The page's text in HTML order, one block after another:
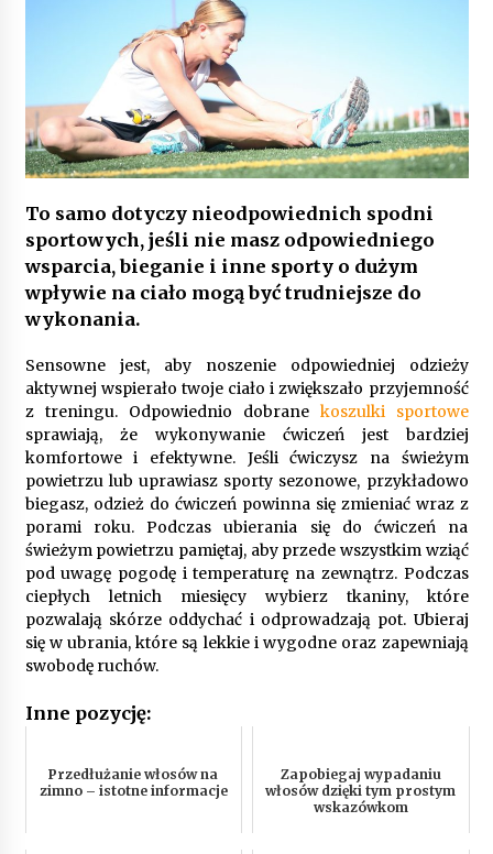
Nowoczesne rozwiązania opakowaniowe
dopasowane do potrzeb różnych branż
12 miesięcy ago
Gruntowa czy powietrzna pompa ciepła – co
wybrać do ogrzewania domu?
To samo dotyczy nieodpowiednich spodni
sportowych, jeśli nie masz odpowiedniego
wsparcia, bieganie i inne sporty o dużym
wpływie na ciało mogą być trudniejsze do
wykonania.
Sensowne jest, aby noszenie odpowiedniej odzieży
aktywnej wspierało twoje ciało i zwiększało przyjemność
z treningu. Odpowiednio dobrane koszulki sportowe
sprawiają, że wykonywanie ćwiczeń jest bardziej
komfortowe i efektywne. Jeśli ćwiczysz na świeżym
powietrzu lub uprawiasz sporty sezonowe, przykładowo
biegasz, odzież do ćwiczeń powinna się zmieniać wraz z
porami roku. Podczas ubierania się do ćwiczeń na
świeżym powietrzu pamiętaj, aby przede wszystkim wziąć
pod uwagę pogodę i temperaturę na zewnątrz. Podczas
ciepłych letnich miesięcy wybierz tkaniny, które
pozwalają skórze oddychać i odprowadzają pot. Ubieraj
się w ubrania, które są lekkie i wygodne oraz zapewniają
swobodę ruchów.
Inne pozycję:
Przedłużanie włosów na
zimno – istotne informacje
Zapobiegaj wypadaniu
włosów dzięki tym prostym
wskazówkom